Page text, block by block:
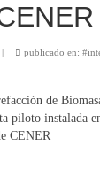
| publicado en:
de
piloto instalada
CENER